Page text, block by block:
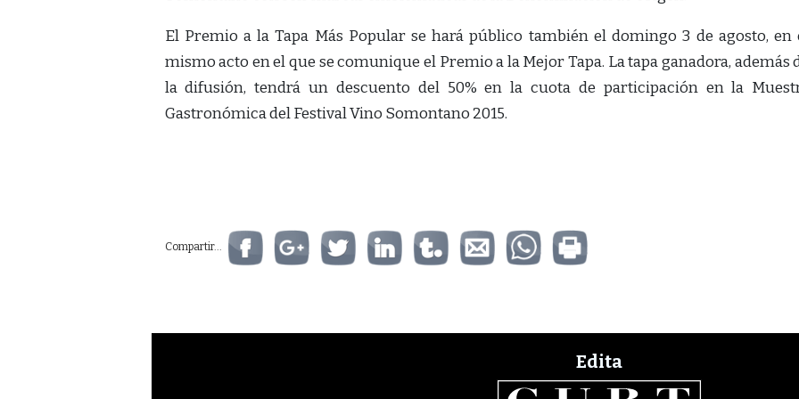
El Premio a la Tapa Más Popular se hará público también el domingo 3 de agosto, en
mismo acto en el que se comunique el Premio a la Mejor Tapa. La tapa ganadora, además
la difusión, tendrá un descuento del 50% en la cuota de participación en la
Gastronómica del Festival Vino Somontano 2015.
Compartir...
Edita